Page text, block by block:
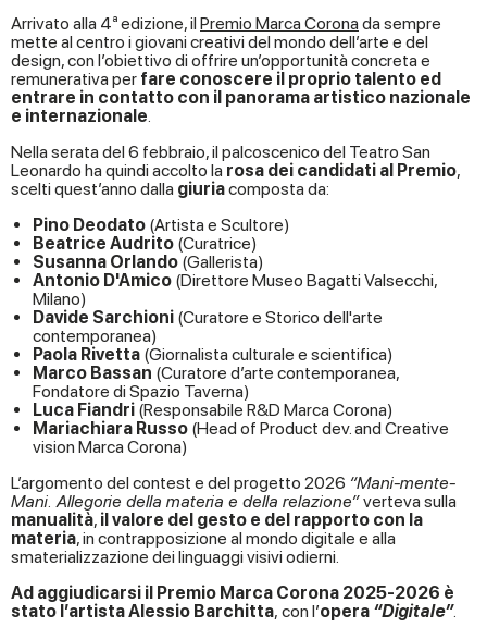
Arrivato alla 4ª edizione, ilPremio Marca Corona da sempre
mette al centro i giovani creativi del mondo dell’arte e del
design, con l’obiettivo di offrire un’opportunità concreta e
remunerativa per fare conoscere il proprio talento ed
entrare in contatto con il panorama artistico nazionale
e internazionale.
Nella serata del 6 febbraio, il palcoscenico del Teatro San
Leonardo ha quindi accolto la rosa dei candidati al Premio,
scelti quest’anno dalla giuriacomposta da:
Pino Deodato (Artista e Scultore)
Beatrice Audrito (Curatrice)
Susanna Orlando (Gallerista)
Antonio D'Amico (Direttore Museo Bagatti Valsecchi,
Milano)
Davide Sarchioni (Curatore e Storico dell'arte
contemporanea)
Paola Rivetta (Giornalista culturale e scientifica)
Marco Bassan (Curatore d’arte contemporanea,
Fondatore di Spazio Taverna)
Luca Fiandri (Responsabile R&D Marca Corona)
Mariachiara Russo (Head of Product dev. and Creative
vision Marca Corona)
L’argomento del contest e del progetto 2026 “Mani-mente-
Mani. Allegorie della materia e della relazione”verteva sulla
manualità, il valore del gesto e del rapporto con la
materia, in contrapposizione al mondo digitale e alla
smaterializzazione dei linguaggi visivi odierni.
Ad aggiudicarsi il Premio Marca Corona 2025-2026 è
stato l’artista Alessio Barchitta, con l’opera “Digitale”.